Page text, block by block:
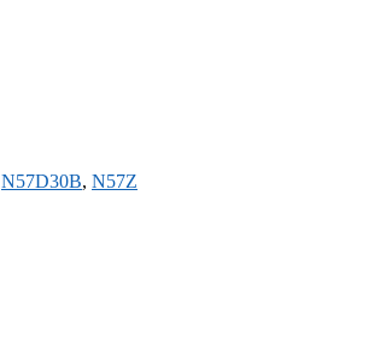
N57D30B, N57Z